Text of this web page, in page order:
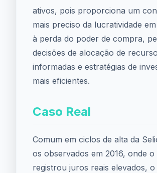
ativos, pois proporciona um
mais preciso da lucratividade
à perda do poder de compra,
decisões de alocação de
informadas e estratégias de
mais eficientes.
Caso Real
Comum em ciclos de alta da
os observados em 2016, onde o
registrou juros reais elevados, o